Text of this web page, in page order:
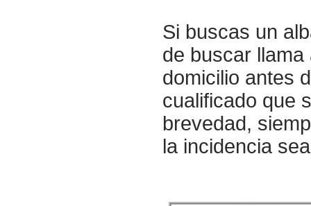
Si buscas un
de buscar
domicilio antes
cualificado que
brevedad,
la incidencia